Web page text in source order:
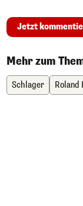
Jetzt
Mehr zum
Schlager Roland